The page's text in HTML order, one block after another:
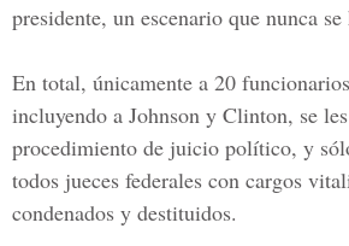
presidente, un escenario que nunca se
En total, únicamente a 20
incluyendo a Johnson y Clinton, se
procedimiento de juicio político, y
todos jueces federales con cargos
condenados y destituidos.